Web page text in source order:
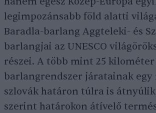
legimpozánsabb föld alatti
Baradla-barlang Aggteleki- és
barlangjai az UNESCO
részei. A több mint 25 kilométer
barlangrendszer járatainak egy
szlovák határon túlra is
szerint határokon átívelő